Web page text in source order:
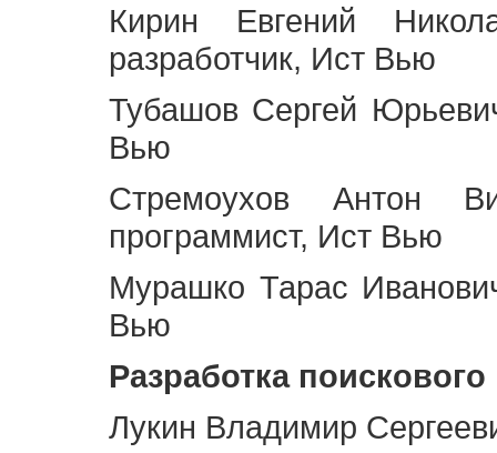
Кирин Евгений
разработчик, Ист Вью
Тубашов Сергей
Вью
Стремоухов Антон
программист, Ист Вью
Мурашко Тарас
Вью
Разработка
Лукин Владимир